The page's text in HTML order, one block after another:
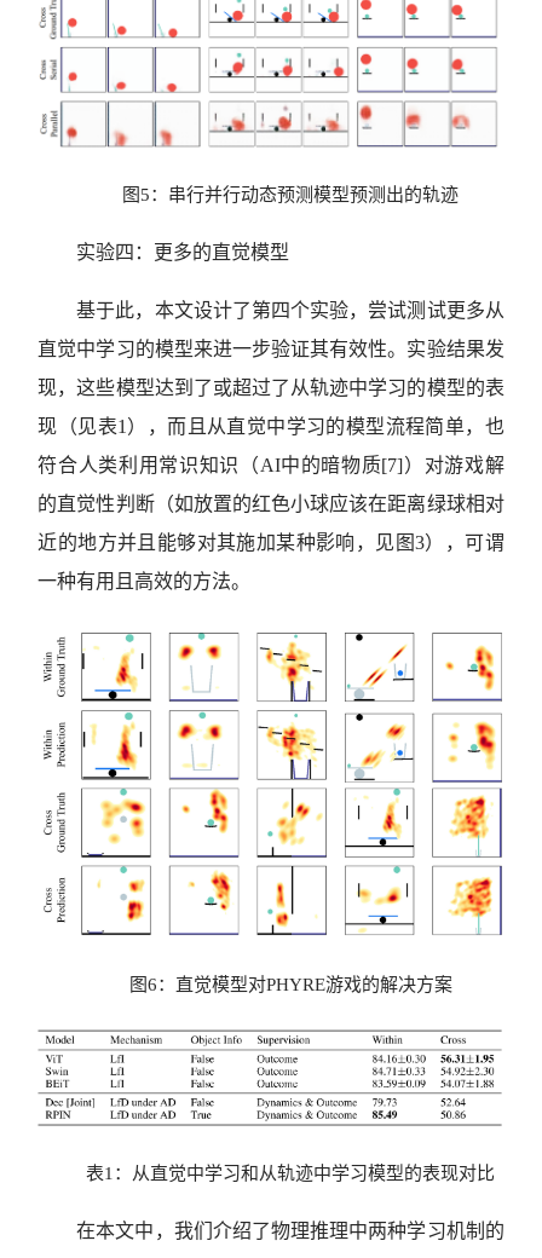
图5：串行并行动态预测模型预测出的轨迹
实验四：更多的直觉模型
基于此，本文设计了第四个实验，尝试测试更多从
直觉中学习的模型来进一步验证其有效性。实验结果发
现，这些模型达到了或超过了从轨迹中学习的模型的表
现（见表1），而且从直觉中学习的模型流程简单，也
符合人类利用常识知识（AI中的暗物质[7]）对游戏解
的直觉性判断（如放置的红色小球应该在距离绿球相对
近的地方并且能够对其施加某种影响，见图3），可谓
一种有用且高效的方法。
图6：直觉模型对PHYRE游戏的解决方案
表1：从直觉中学习和从轨迹中学习模型的表现对比
在本文中，我们介绍了物理推理中两种学习机制的